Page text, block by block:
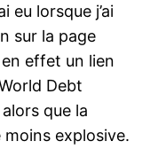
eu lorsque j’ai
sur la page
effet un lien
Debt
que la
explosive.